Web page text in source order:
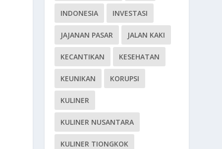
INDONESIA INVESTASI
JAJANAN PASAR JALAN KAKI
KECANTIKAN KESEHATAN
KEUNIKAN KORUPSI
KULINER
KULINER NUSANTARA
KULINER TIONGKOK